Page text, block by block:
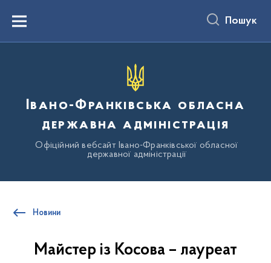
вмістуMenu Пошук
Івано-Франківська обласна
державна адміністрація
Офіційний вебсайт Івано-Франківської обласної
державної адміністрації
Новини
Майстер із Косова – лауреат